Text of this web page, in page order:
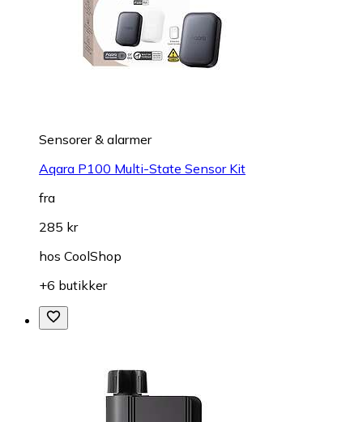
Sensorer & alarmer
Aqara P100 Multi-State Sensor Kit
fra
285 kr
hos CoolShop
+6 butikker